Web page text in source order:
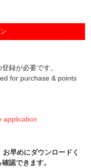
録が必要です。
for purchase & points
application
早めにダウンロードく
認できます。